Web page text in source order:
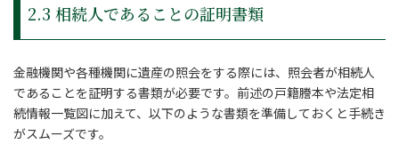
2.3 相続人であることの証明書類
金融機関や各種機関に遺産の照会をする際には、照会者が相続人
であることを証明する書類が必要です。前述の戸籍謄本や法定相
続情報一覧図に加えて、以下のような書類を準備しておくと手続き
がスムーズです。